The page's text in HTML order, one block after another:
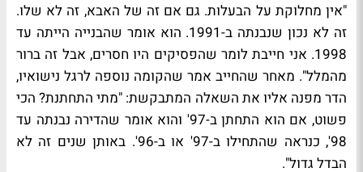
"אין מחלוקת על הבעלות. גם אם זה של האבא, זה לא שלו.
זה לא נכון שנבנתה ב-1991. הוא אומר שהבנייה הייתה עד
1998. אני חייבת לומר שהפסיקים היו חסרים, אבל זה ברור
מהמלל". מאחר שהחייב אמר שהקומה נוספה לרגל נישואיו,
הדר מפנה אליו את השאלה המתבקשת: "מתי התחתנת? הכי
פשוט, אם הוא התחתן ב-97' והוא אומר שהדירה נבנתה עד
98', כנראה שהתחילו ב-97' או ב-96'. באותן שנים זה לא
הבדל גדול".